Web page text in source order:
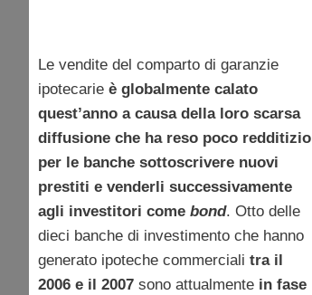
Le vendite del comparto di garanzie
ipotecarie è globalmente calato
quest’anno a causa della loro scarsa
diffusione che ha reso poco redditizio
per le banche sottoscrivere nuovi
prestiti e venderli successivamente
agli investitori come bond. Otto delle
dieci banche di investimento che hanno
generato ipoteche commerciali tra il
2006 e il 2007 sono attualmente in fase